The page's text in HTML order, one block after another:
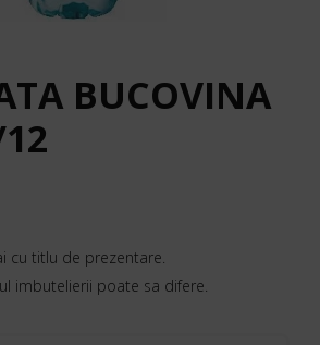
BUCOVINA
cu titlu de prezentare.
imbutelierii poate sa difere.